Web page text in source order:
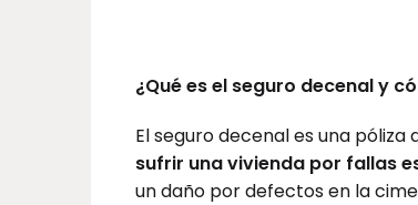
¿Qué es el seguro decenal y
El seguro decenal es una póliza
sufrir una vivienda por fallas
un daño por defectos en la